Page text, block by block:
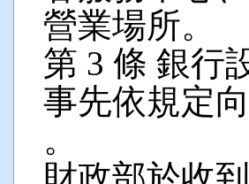
營業場所。
第 3 條 銀行
事先依規定
。